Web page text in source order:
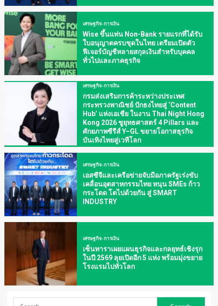
เศรษฐกิจ-การเงิน
Wise ขึ้นแท่น Non-Bank รายแรกที่ได้รับ
ใบอนุญาตครบชุดในไทย เตรียมเปิดตัว
ฟีเจอร์บัญชีหลายสกุลเงินสำหรับบุคคล
ทั่วไปและภาคธุรกิจ
เศรษฐกิจ-การเงิน
กรมส่งเสริมการค้าระหว่างประเทศ
กระทรวงพาณิชย์ ปักธงไทยสู่ ‘Content
Hub’ แห่งเอเชีย ในงาน Thai Night Hong
Kong 2026 ชูยุทธศาสตร์ 4 Pillars และ
ศักยภาพซีรีส์ Y–GL ขยายโอกาสธุรกิจ
บันเทิงไทยสู่เวทีโลก
เศรษฐกิจ-การเงิน
เอสซีจีและเครือข่ายจับมือภาครัฐเร่งขับ
เคลื่อนอุตสาหกรรมไทย หนุน SMEs ก้าว
กระโดด โตไปด้วยกัน สู่ SMART
INDUSTRY
เศรษฐกิจ-การเงิน
เซ็นทาราเผยแผนธุรกิจและกลยุทธ์เชิงรุก
ในปี 2569 ลุยเปิดอีก 5 แห่ง พร้อมมุ่งขยาย
โรงแรมไปทั่วโลก